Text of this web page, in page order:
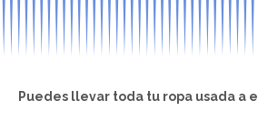
Puedes llevar toda tu ropa usada a